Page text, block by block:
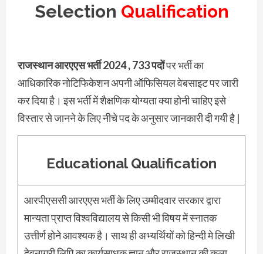
Selection Qualification
राजस्थान आरएएस भर्ती 2024 , 733 पदोंपर भर्ती का
आधिकारिक नोटिफिकेशन अपनी ऑफिसियल वेबसाइट पर जारी
कर दिया है। इस भर्ती में शैक्षणिक योग्यता क्या होनी चाहिए इसे
विस्तार से जानने के लिए नीचे पद के अनुसार जानकारी दी गयी है |
Educational Qualification
आरपीएससी आरएएस भर्ती के लिए उम्मीदवार सरकार द्वारा
मान्यता प्राप्त विश्वविद्यालय से किसी भी विषय में स्नातक
उत्तीर्ण होने आवश्यक है। साथ ही अभ्यर्थियों को हिन्दी मे लिखी